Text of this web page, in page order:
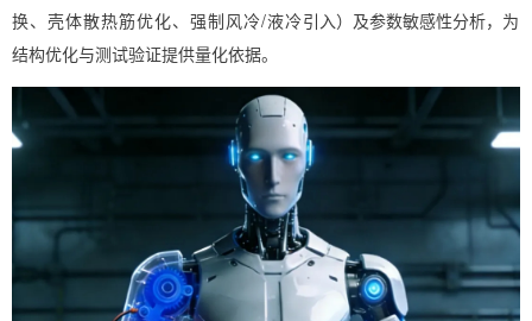
换、壳体散热筋优化、强制风冷/液冷引入） 及参数敏感性分析，为
结构优化与测试验证提供量化依据。